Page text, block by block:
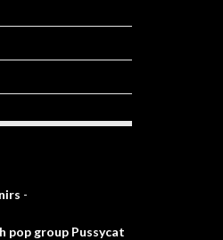
-
group Pussycat